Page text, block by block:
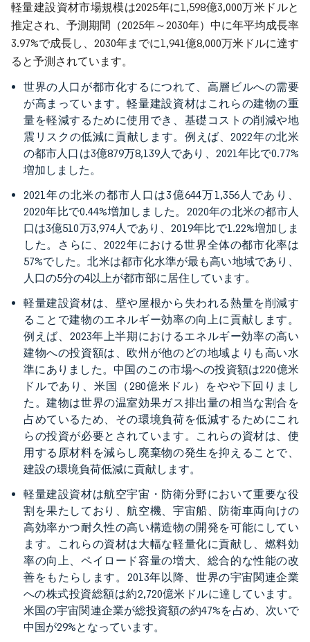
軽量建設資材市場規模は2025年に1,598億3,000万米ドルと
推定され、予測期間（2025年～2030年）中に年平均成長率
3.97%で成長し、2030年までに1,941億8,000万米ドルに達す
ると予測されています。
世界の人口が都市化するにつれて、高層ビルへの需要
が高まっています。軽量建設資材はこれらの建物の重
量を軽減するために使用でき、基礎コストの削減や地
震リスクの低減に貢献します。例えば、2022年の北米
の都市人口は3億879万8,139人であり、2021年比で0.77%
増加しました。
2021年の北米の都市人口は3億644万1,356人であり、
2020年比で0.44%増加しました。2020年の北米の都市人
口は3億510万3,974人であり、2019年比で1.22%増加しま
した。さらに、2022年における世界全体の都市化率は
57%でした。北米は都市化水準が最も高い地域であり、
人口の5分の4以上が都市部に居住しています。
軽量建設資材は、壁や屋根から失われる熱量を削減す
ることで建物のエネルギー効率の向上に貢献します。
例えば、2023年上半期におけるエネルギー効率の高い
建物への投資額は、欧州が他のどの地域よりも高い水
準にありました。中国のこの市場への投資額は220億米
ドルであり、米国（280億米ドル）をやや下回りまし
た。建物は世界の温室効果ガス排出量の相当な割合を
占めているため、その環境負荷を低減するためにこれ
らの投資が必要とされています。これらの資材は、使
用する原材料を減らし廃棄物の発生を抑えることで、
建設の環境負荷低減に貢献します。
軽量建設資材は航空宇宙・防衛分野において重要な役
割を果たしており、航空機、宇宙船、防衛車両向けの
高効率かつ耐久性の高い構造物の開発を可能にしてい
ます。これらの資材は大幅な軽量化に貢献し、燃料効
率の向上、ペイロード容量の増大、総合的な性能の改
善をもたらします。2013年以降、世界の宇宙関連企業
への株式投資総額は約2,720億米ドルに達しています。
米国の宇宙関連企業が総投資額の約47%を占め、次いで
中国が29%となっています。